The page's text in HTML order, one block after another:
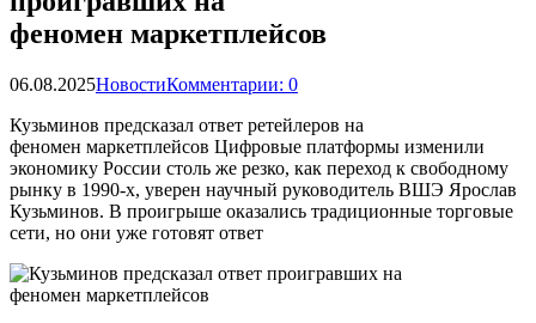
феномен маркетплейсов
06.08.2025НовостиКомментарии: 0
Кузьминов предсказал ответ ретейлеров на
феномен маркетплейсов Цифровые платформы изменили
экономику России столь же резко, как переход к свободному
рынку в 1990-х, уверен научный руководитель ВШЭ Ярослав
Кузьминов. В проигрыше оказались традиционные торговые
сети, но они уже готовят ответ